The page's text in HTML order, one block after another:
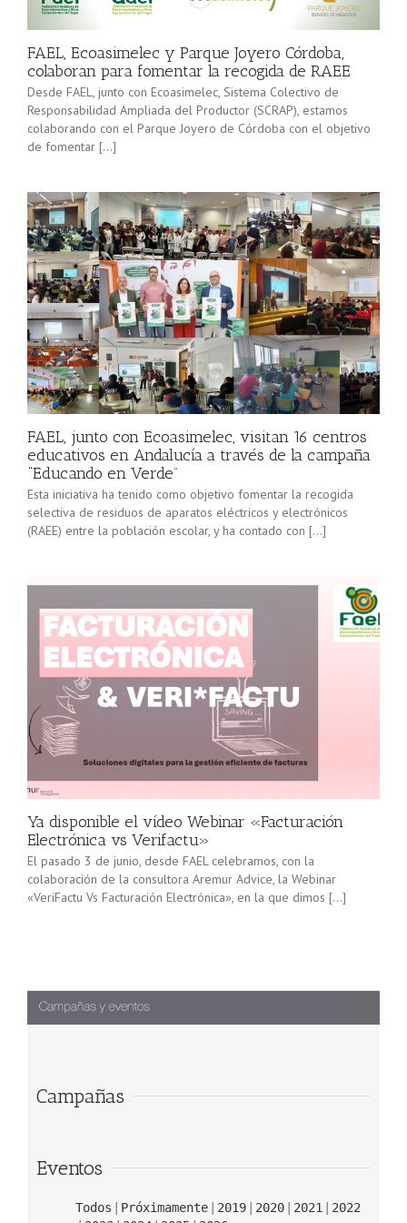
minorista”
(convocatoria
2025), pone
en marcha a
Sevilla junto
[…]
FAEL, Ecoasimelec y Parque Joyero Córdoba,
colaboran para fomentar la recogida de RAEE
Desde FAEL, junto con Ecoasimelec, Sistema Colectivo de
Responsabilidad Ampliada del Productor (SCRAP), estamos
colaborando con el Parque Joyero de Córdoba con el objetivo
de fomentar […]
FAEL, junto con Ecoasimelec, visitan 16 centros
educativos en Andalucía a través de la campaña
“Educando en Verde”
Esta iniciativa ha tenido como objetivo fomentar la recogida
selectiva de residuos de aparatos eléctricos y electrónicos
(RAEE) entre la población escolar, y ha contado con […]
Ya disponible el vídeo Webinar «Facturación
Electrónica vs Verifactu»
El pasado 3 de junio, desde FAEL celebramos, con la
colaboración de la consultora Aremur Advice, la Webinar
«VeriFactu Vs Facturación Electrónica», en la que dimos […]
Campañas
Eventos
Todos Próximamente 2019 2020 2021
2022